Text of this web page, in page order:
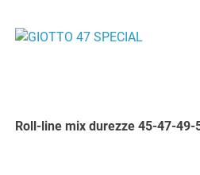
Roll-line mix durezze 45-47-49-